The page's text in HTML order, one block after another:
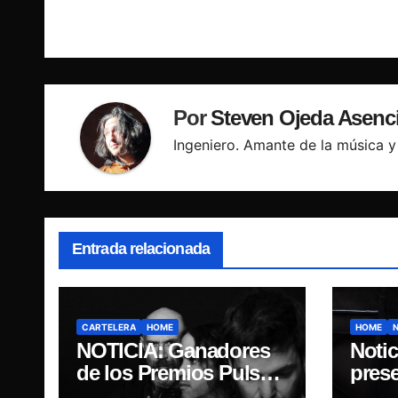
PorSteven Ojeda
Ingeniero. Amante de la música
Entrada relacionada
CARTELERA HOME
NOTICIA: Ganadores
de los Premios Pulsar,
HOME